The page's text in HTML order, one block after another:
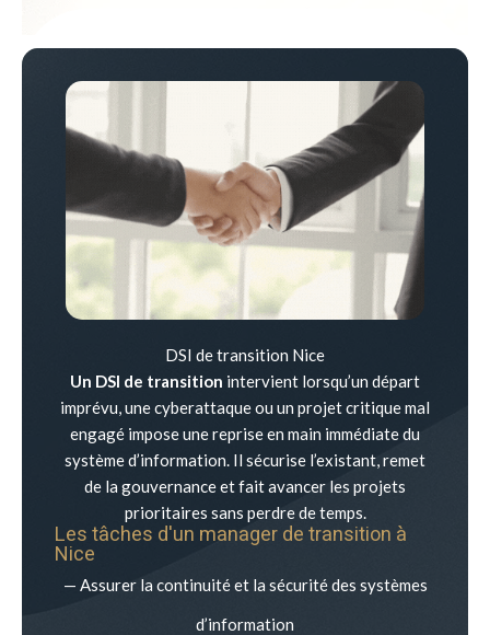
DSI de transition Nice
Un DSI de transition intervient lorsqu’un départ
imprévu, une cyberattaque ou un projet critique mal
engagé impose une reprise en main immédiate du
système d’information. Il sécurise l’existant, remet
de la gouvernance et fait avancer les projets
prioritaires sans perdre de temps.
Les tâches d'un manager de transition à
Nice
— Assurer la continuité et la sécurité des systèmes
d’information